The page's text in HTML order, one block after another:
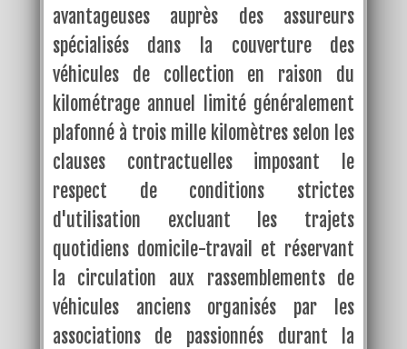
avantageuses auprès des assureurs
spécialisés dans la couverture des
véhicules de collection en raison du
kilométrage annuel limité généralement
plafonné à trois mille kilomètres selon les
clauses contractuelles imposant le
respect de conditions strictes
d'utilisation excluant les trajets
quotidiens domicile-travail et réservant
la circulation aux rassemblements de
véhicules anciens organisés par les
associations de passionnés durant la